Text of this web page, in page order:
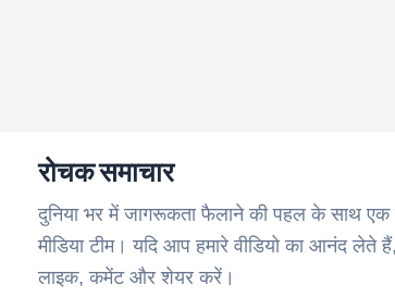
रोचक समाचार
दुनिया भर में जागरूकता फैलाने की पहल के साथ एक
मीडिया टीम। यदि आप हमारे वीडियो का आनंद लेते
लाइक, कमेंट और शेयर करें।